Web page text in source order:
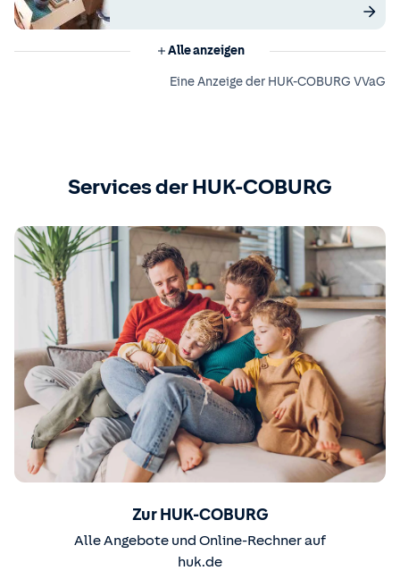
Alle anzeigen
Eine Anzeige der HUK-COBURG VVaG
Services der HUK-COBURG
Zur HUK-COBURG
Alle Angebote und Online-Rechner auf
huk.de